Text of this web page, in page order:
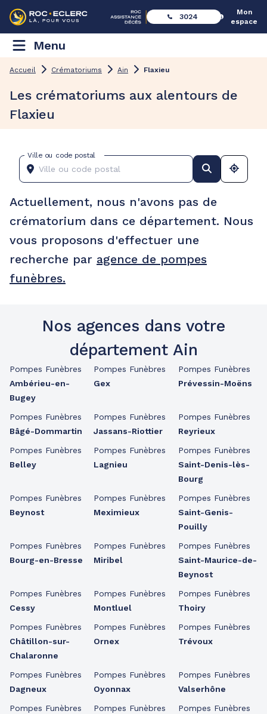
3024
Mon
espace
Menu
Accueil Crématoriums Ain Flaxieu
Les crématoriums aux alentours de
Flaxieu
Ville ou code postal
Actuellement, nous n'avons pas de
crématorium dans ce département. Nous
vous proposons d'effectuer une
recherche par agence de pompes
funèbres.
Nos agences dans votre
département Ain
Pompes Funèbres
Ambérieu-en-
Bugey
Pompes Funèbres
Bâgé-Dommartin
Pompes Funèbres
Belley
Pompes Funèbres
Beynost
Pompes Funèbres
Bourg-en-Bresse
Pompes Funèbres
Cessy
Pompes Funèbres
Châtillon-sur-
Chalaronne
Pompes Funèbres
Dagneux
Pompes Funèbres
Pompes Funèbres
Gex
Pompes Funèbres
Jassans-Riottier
Pompes Funèbres
Lagnieu
Pompes Funèbres
Meximieux
Pompes Funèbres
Miribel
Pompes Funèbres
Montluel
Pompes Funèbres
Ornex
Pompes Funèbres
Oyonnax
Pompes Funèbres
Pompes Funèbres
Prévessin-Moëns
Pompes Funèbres
Reyrieux
Pompes Funèbres
Saint-Denis-lès-
Bourg
Pompes Funèbres
Saint-Genis-
Pouilly
Pompes Funèbres
Saint-Maurice-de-
Beynost
Pompes Funèbres
Thoiry
Pompes Funèbres
Trévoux
Pompes Funèbres
Valserhône
Pompes Funèbres